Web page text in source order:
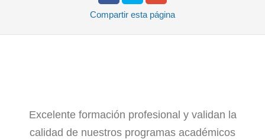
Compartir esta página
Excelente formación profesional y validan la
calidad de nuestros programas académicos